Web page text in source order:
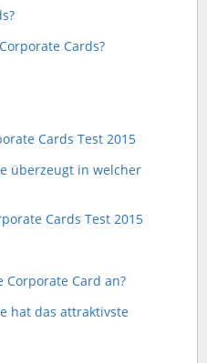
Cards?
Cards Test 2015
überzeugt in welcher
Cards Test 2015
Card an?
hat das attraktivste